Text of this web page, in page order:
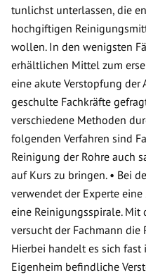
tunlichst unterlassen, die
hochgiftigen
wollen. In den wenigsten
erhältlichen Mittel zum
eine akute Verstopfung der
geschulte Fachkräfte
verschiedene Methoden
folgenden Verfahren sind
Reinigung der Rohre auch
auf Kurs zu bringen. • Bei
verwendet der Experte
eine Reinigungsspirale.
versucht der Fachmann die
Hierbei handelt es sich
Eigenheim befindliche